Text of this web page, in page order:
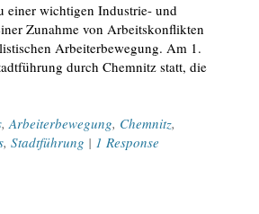
einer wichtigen Industrie- und
Zunahme von Arbeitskonflikten
Arbeiterbewegung. Am 1.
durch Chemnitz statt, die
,Arbeiterbewegung, Chemnitz,
, Stadtführung | 1 Response